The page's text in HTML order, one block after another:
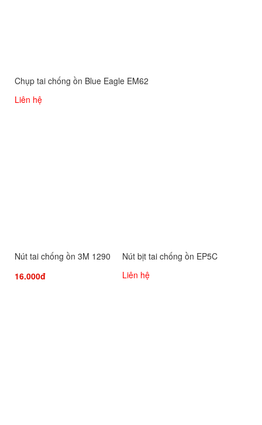
Chụp tai chống ồn Blue Eagle EM62
Liên hệ
Nút tai chống ồn 3M 1290
16.000đ
Nút bịt tai chống ồn EP5C
Liên hệ